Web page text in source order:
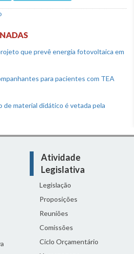
que prevê energia fotovoltaica em
para pacientes com TEA
de material didático é vetada pela
Atividade
Legislativa
Legislação
Proposições
Reuniões
Comissões
Ciclo Orçamentário